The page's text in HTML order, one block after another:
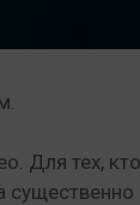
Для тех,